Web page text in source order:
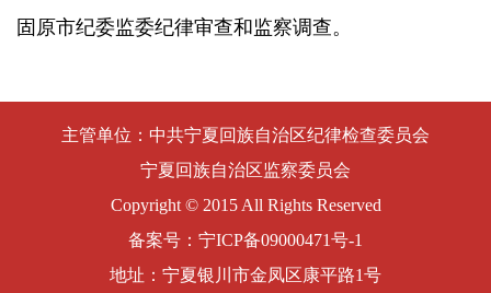
固原市纪委监委纪律审查和监察调查。
主管单位：中共宁夏回族自治区纪律检查委员会
宁夏回族自治区监察委员会
Copyright © 2015 All Rights Reserved
备案号： 宁ICP备09000471号-1
地址：宁夏银川市金凤区康平路1号